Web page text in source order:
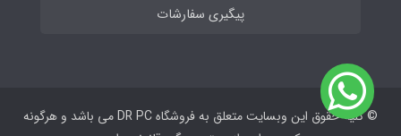
پیگیری سفارشات
© کلیه حقوق این وبسایت متعلق به فروشگاه DR PC می ‌باشد و هرگونه